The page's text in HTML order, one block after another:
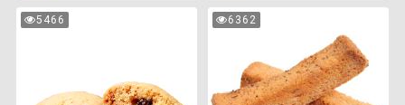
5466
次
堅
6362
次
奶
吐